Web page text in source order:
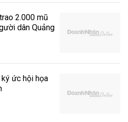
2.000 mũ
dân Quảng
ức hội họa